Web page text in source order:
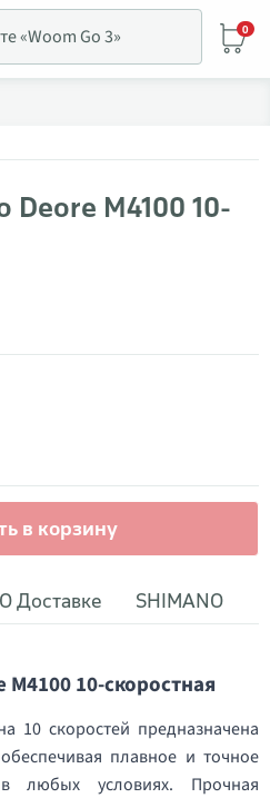
0
Deore M4100 10-
в корзину
Доставке SHIMANO
10-скоростная
10 скоростей предназначена
плавное и точное
любых условиях. Прочная